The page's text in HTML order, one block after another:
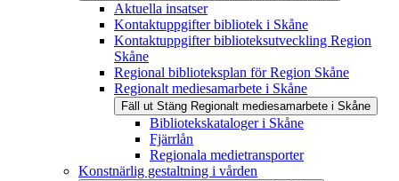
Aktuella insatser
Kontaktuppgifter bibliotek i Skåne
Kontaktuppgifter biblioteksutveckling Region
Skåne
Regional biblioteksplan för Region Skåne
Regionalt mediesamarbete i Skåne
Fäll ut Stäng Regionalt mediesamarbete i Skåne
Bibliotekskataloger i Skåne
Fjärrlån
Regionala medietransporter
Konstnärlig gestaltning i vården